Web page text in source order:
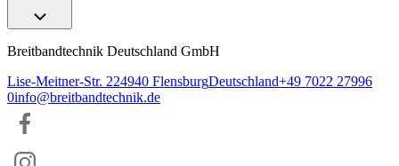
Breitbandtechnik Deutschland GmbH
Lise-Meitner-Str. 224940 FlensburgDeutschland+49 7022 27996
0info@breitbandtechnik.de